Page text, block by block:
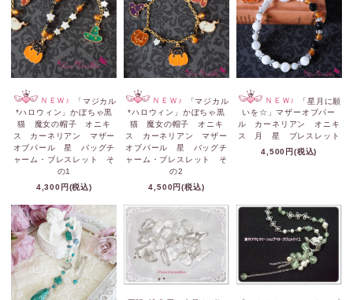
ＮＥＷ♪
「マジカル
*ハロウィン」かぼちゃ黒
猫 魔女の帽子 オニキ
ス カーネリアン マザー
オブパール 星 バッグチ
ャーム・ブレスレット そ
の1
4,300円(税込)
ＮＥＷ♪
「マジカル
*ハロウィン」かぼちゃ黒
猫 魔女の帽子 オニキ
ス カーネリアン マザー
オブパール 星 バッグチ
ャーム・ブレスレット そ
の2
4,500円(税込)
ＮＥＷ♪
「星月に願
いを☆」マザーオブパー
ル カーネリアン オニキ
ス 月 星 ブレスレット
4,500円(税込)